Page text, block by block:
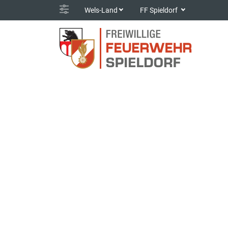
Wels-Land FF Spieldorf